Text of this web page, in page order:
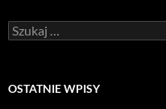
Szukaj:
OSTATNIE WPISY